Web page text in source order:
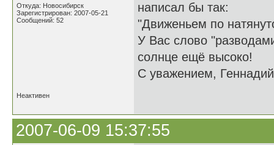
Откуда: Новосибирск
Зарегистрирован: 2007-05-21
Сообщений: 52
написал бы так:
"Движеньем по
У Вас слово
солнце ещё высоко!
С уважением,
Неактивен
2007-06-09 15:37:55